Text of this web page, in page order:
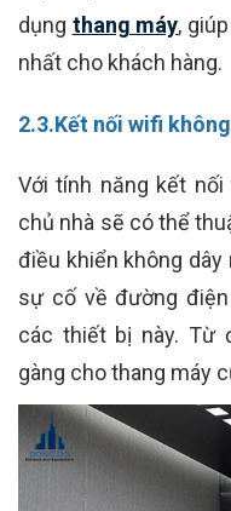
dụng thang máy,
nhất cho khách hàng.
2.3.Kết nối wifi
Với tính năng kết
chủ nhà sẽ có thể
điều khiển không
sự cố về đường
các thiết bị này. Từ
gàng cho thang máy